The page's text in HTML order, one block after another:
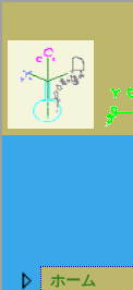
ホーム